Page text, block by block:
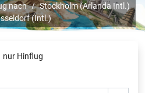
nach
Stockholm (Arlanda Intl.)
(Intl.)
nur Hinflug